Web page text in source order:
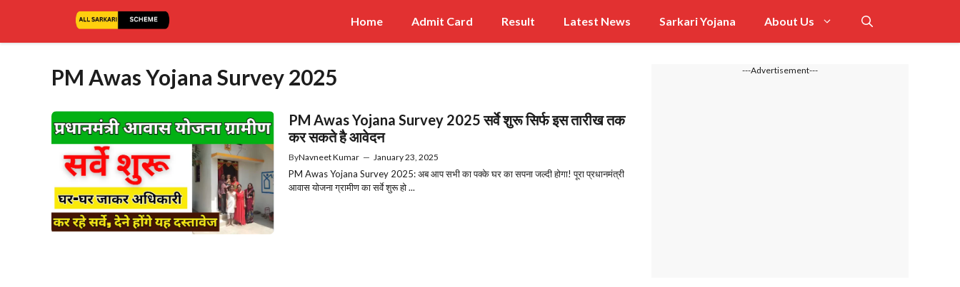
content
Home Admit Card Result Latest News Sarkari Yojana About Us
PM Awas Yojana Survey 2025
PM Awas Yojana Survey 2025 सर्वे शुरू सिर्फ इस तारीख तक
कर सकते है आवेदन
ByNavneet Kumar — January 23, 2025
PM Awas Yojana Survey 2025: अब आप सभी का पक्के घर का सपना जल्दी होगा! पूरा प्रधानमंत्री
आवास योजना ग्रामीण का सर्वे शुरू हो ...
---Advertisement---